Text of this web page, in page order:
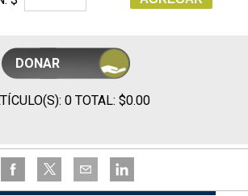
DONAR
0 TOTAL: $0.00